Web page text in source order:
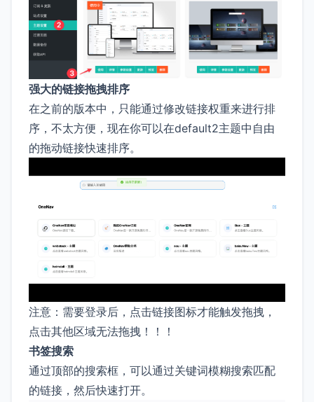
强大的链接拖拽排序
在之前的版本中，只能通过修改链接权重来进行排
序，不太方便，现在你可以在default2主题中自由
的拖动链接快速排序。
注意：需要登录后，点击链接图标才能触发拖拽，
点击其他区域无法拖拽！！！
书签搜索
通过顶部的搜索框，可以通过关键词模糊搜索匹配
的链接，然后快速打开。